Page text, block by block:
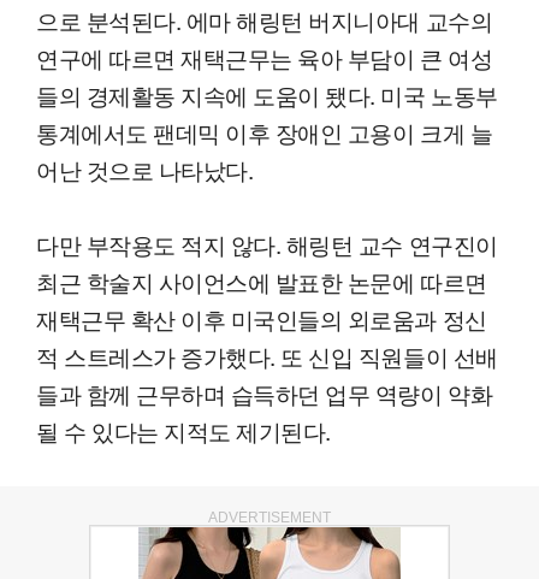
으로 분석된다. 에마 해링턴 버지니아대 교수의
연구에 따르면 재택근무는 육아 부담이 큰 여성
들의 경제활동 지속에 도움이 됐다. 미국 노동부
통계에서도 팬데믹 이후 장애인 고용이 크게 늘
어난 것으로 나타났다.
다만 부작용도 적지 않다. 해링턴 교수 연구진이
최근 학술지 사이언스에 발표한 논문에 따르면
재택근무 확산 이후 미국인들의 외로움과 정신
적 스트레스가 증가했다. 또 신입 직원들이 선배
들과 함께 근무하며 습득하던 업무 역량이 약화
될 수 있다는 지적도 제기된다.
ADVERTISEMENT